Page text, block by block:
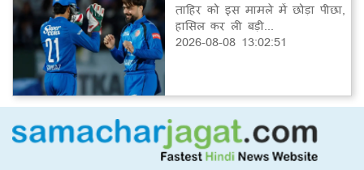
ताहिर को इस मामले में छोड़ा पीछा,
हासिल कर ली बड़ी...
2026-08-08 13:02:51